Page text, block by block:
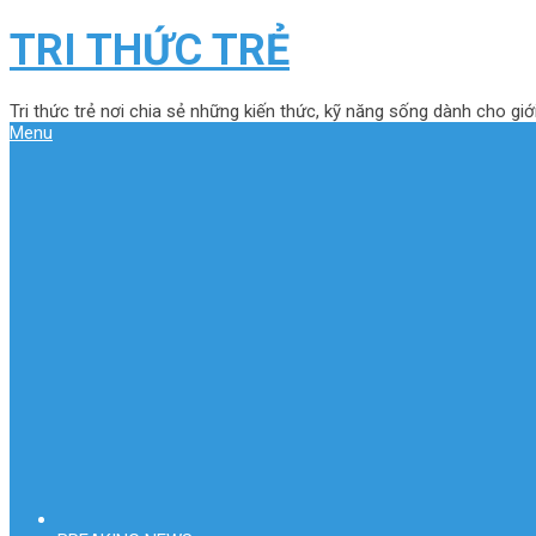
TRI THỨC TRẺ
Tri thức trẻ nơi chia sẻ những kiến thức, kỹ năng sống dành cho
Menu